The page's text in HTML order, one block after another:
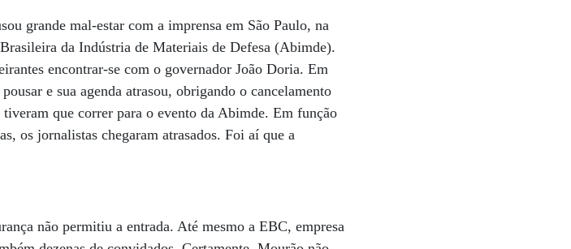
grande mal-estar com a imprensa em São Paulo, na
da Indústria de Materiais de Defesa (Abimde).
encontrar-se com o governador João Doria. Em
e sua agenda atrasou, obrigando o cancelamento
que correr para o evento da Abimde. Em função
os jornalistas chegaram atrasados. Foi aí que a
não permitiu a entrada. Até mesmo a EBC, empresa